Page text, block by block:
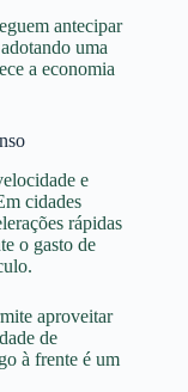
antecipar
uma
a economia
e
cidades
rápidas
o gasto de
aproveitar
de
à frente é um